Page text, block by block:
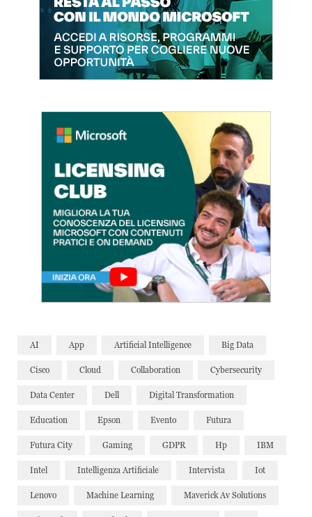
AI App Artificial Intelligence Big Data
Cisco Cloud Collaboration Cybersecurity
Data Center Dell Digital Transformation
Education Epson Evento Futura
Futura City Gaming GDPR Hp IBM
Intel Intelligenza Artificiale Intervista Iot
Lenovo Machine Learning Maverick Av Solutions